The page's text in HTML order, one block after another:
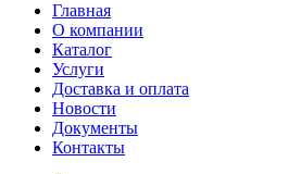
Главная
О компании
Каталог
Услуги
Доставка и оплата
Новости
Документы
Контакты